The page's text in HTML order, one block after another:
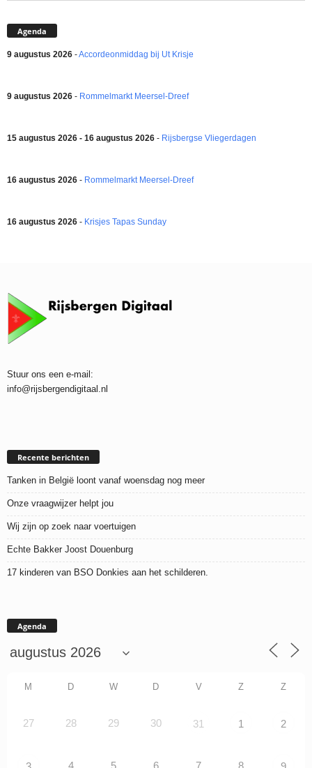
Agenda
9 augustus 2026 -Accordeonmiddag bij Ut Krisje
9 augustus 2026 - Rommelmarkt Meersel-Dreef
15 augustus 2026 - 16 augustus 2026 - Rijsbergse Vliegerdagen
16 augustus 2026 - Rommelmarkt Meersel-Dreef
16 augustus 2026 - Krisjes Tapas Sunday
Stuur ons een e-mail:
info@rijsbergendigitaal.nl
Recente berichten
Tanken in België loont vanaf woensdag nog meer
Onze vraagwijzer helpt jou
Wij zijn op zoek naar voertuigen
Echte Bakker Joost Douenburg
17 kinderen van BSO Donkies aan het schilderen.
Agenda
M D W D V Z Z
27 28 29 30 31 1 2
4 5 6 7 8